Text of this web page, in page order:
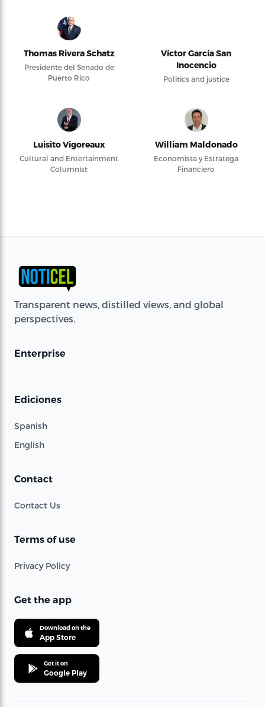
Thomas Rivera Schatz
Presidente del Senado de
Puerto Rico
Víctor García San
Inocencio
Politics and justice
Luisito Vigoreaux
Cultural and Entertainment
Columnist
William Maldonado
Economista y Estratega
Financiero
Transparent news, distilled views, and global
perspectives.
Enterprise
Ediciones
Spanish
English
Contact
Contact Us
Terms of use
Privacy Policy
Get the app
Download on the
App Store
Get it on
Google Play